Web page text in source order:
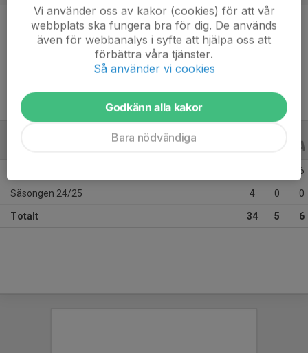
Position
-
12 år
6
Säsongen 24/25 4 0 0
Totalt 34 5 6
Vi använder oss av kakor (cookies) för att vår
webbplats ska fungera bra för dig. De används
även för webbanalys i syfte att hjälpa oss att
förbättra våra tjänster.
Så använder vi cookies
Godkänn alla kakor
Bara nödvändiga